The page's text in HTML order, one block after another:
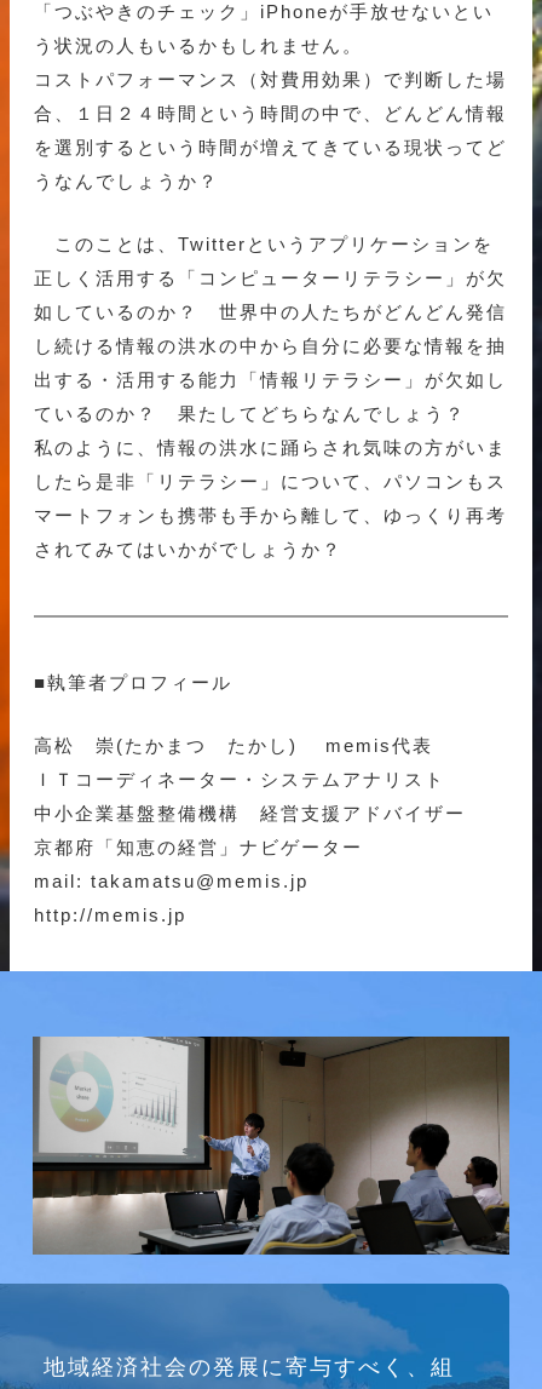
「つぶやきのチェック」iPhoneが手放せないとい
う状況の人もいるかもしれません。
コストパフォーマンス（対費用効果）で判断した場
合、１日２４時間という時間の中で、どんどん情報
を選別するという時間が増えてきている現状ってど
うなんでしょうか？
このことは、Twitterというアプリケーションを
正しく活用する「コンピューターリテラシー」が欠
如しているのか？ 世界中の人たちがどんどん発信
し続ける情報の洪水の中から自分に必要な情報を抽
出する・活用する能力「情報リテラシー」が欠如し
ているのか？ 果たしてどちらなんでしょう？
私のように、情報の洪水に踊らされ気味の方がいま
したら是非「リテラシー」について、パソコンもス
マートフォンも携帯も手から離して、ゆっくり再考
されてみてはいかがでしょうか？
■執筆者プロフィール
高松 崇(たかまつ たかし) memis代表
ＩＴコーディネーター・システムアナリスト
中小企業基盤整備機構 経営支援アドバイザー
京都府「知恵の経営」ナビゲーター
mail: takamatsu@memis.jp
http://memis.jp
介護ソリューション研究会、WEB/SNS研究会を
地域経済社会の発展に寄与すべく、組